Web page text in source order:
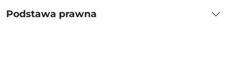
Podstawa prawna